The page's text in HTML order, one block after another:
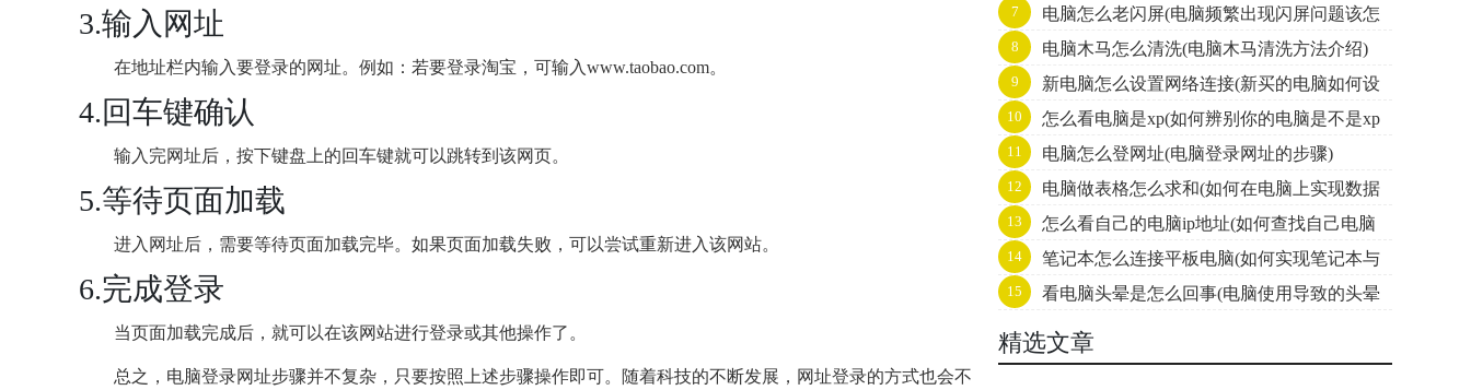
3.输入网址
在地址栏内输入要登录的网址。例如：若要登录淘宝，可输入www.taobao.com。
4.回车键确认
输入完网址后，按下键盘上的回车键就可以跳转到该网页。
5.等待页面加载
进入网址后，需要等待页面加载完毕。如果页面加载失败，可以尝试重新进入该网站。
6.完成登录
当页面加载完成后，就可以在该网站进行登录或其他操作了。
总之，电脑登录网址步骤并不复杂，只要按照上述步骤操作即可。随着科技的不断发展，网址登录的方式也会不
何解决)
7
电脑怎么老闪屏(电脑频繁出现闪屏问题该怎
么解决)
8 电脑木马怎么清洗(电脑木马清洗方法介绍)
9
新电脑怎么设置网络连接(新买的电脑如何设
置上网)
10
怎么看电脑是xp(如何辨别你的电脑是不是xp
系统)
11 电脑怎么登网址(电脑登录网址的步骤)
12
电脑做表格怎么求和(如何在电脑上实现数据
求和)
13
怎么看自己的电脑ip地址(如何查找自己电脑
的IP地址)
14
笔记本怎么连接平板电脑(如何实现笔记本与
平板电脑无缝连接)
15
看电脑头晕是怎么回事(电脑使用导致的头晕
症状)
精选文章